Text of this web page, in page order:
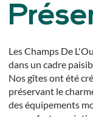
Les Champs De
dans un cadre
Nos gîtes ont été
préservant le
des équipements